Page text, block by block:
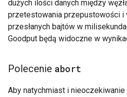
dużych ilości danych między
przetestowania przepustowości i
przesłanych bajtów w
Goodput będą widoczne w
Polecenie abort
Aby natychmiast i